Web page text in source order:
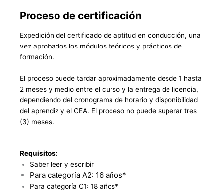
Proceso de certificación
Expedición del certificado de aptitud en conducción, una
vez aprobados los módulos teóricos y prácticos de
formación.
El proceso puede tardar aproximadamente desde 1 hasta
2 meses y medio entre el curso y la entrega de licencia,
dependiendo del cronograma de horario y disponibilidad
del aprendiz y el CEA. El proceso no puede superar tres
(3) meses.
Requisitos:
Saber leer y escribir
Para categoría A2: 16 años*
Para categoría C1: 18 años*